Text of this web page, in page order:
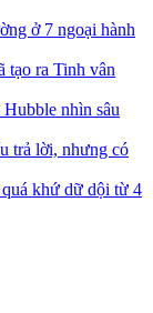
ở 7 ngoại hành
tạo ra Tinh vân
nhìn sâu
trả lời, nhưng có
khứ dữ dội từ 4